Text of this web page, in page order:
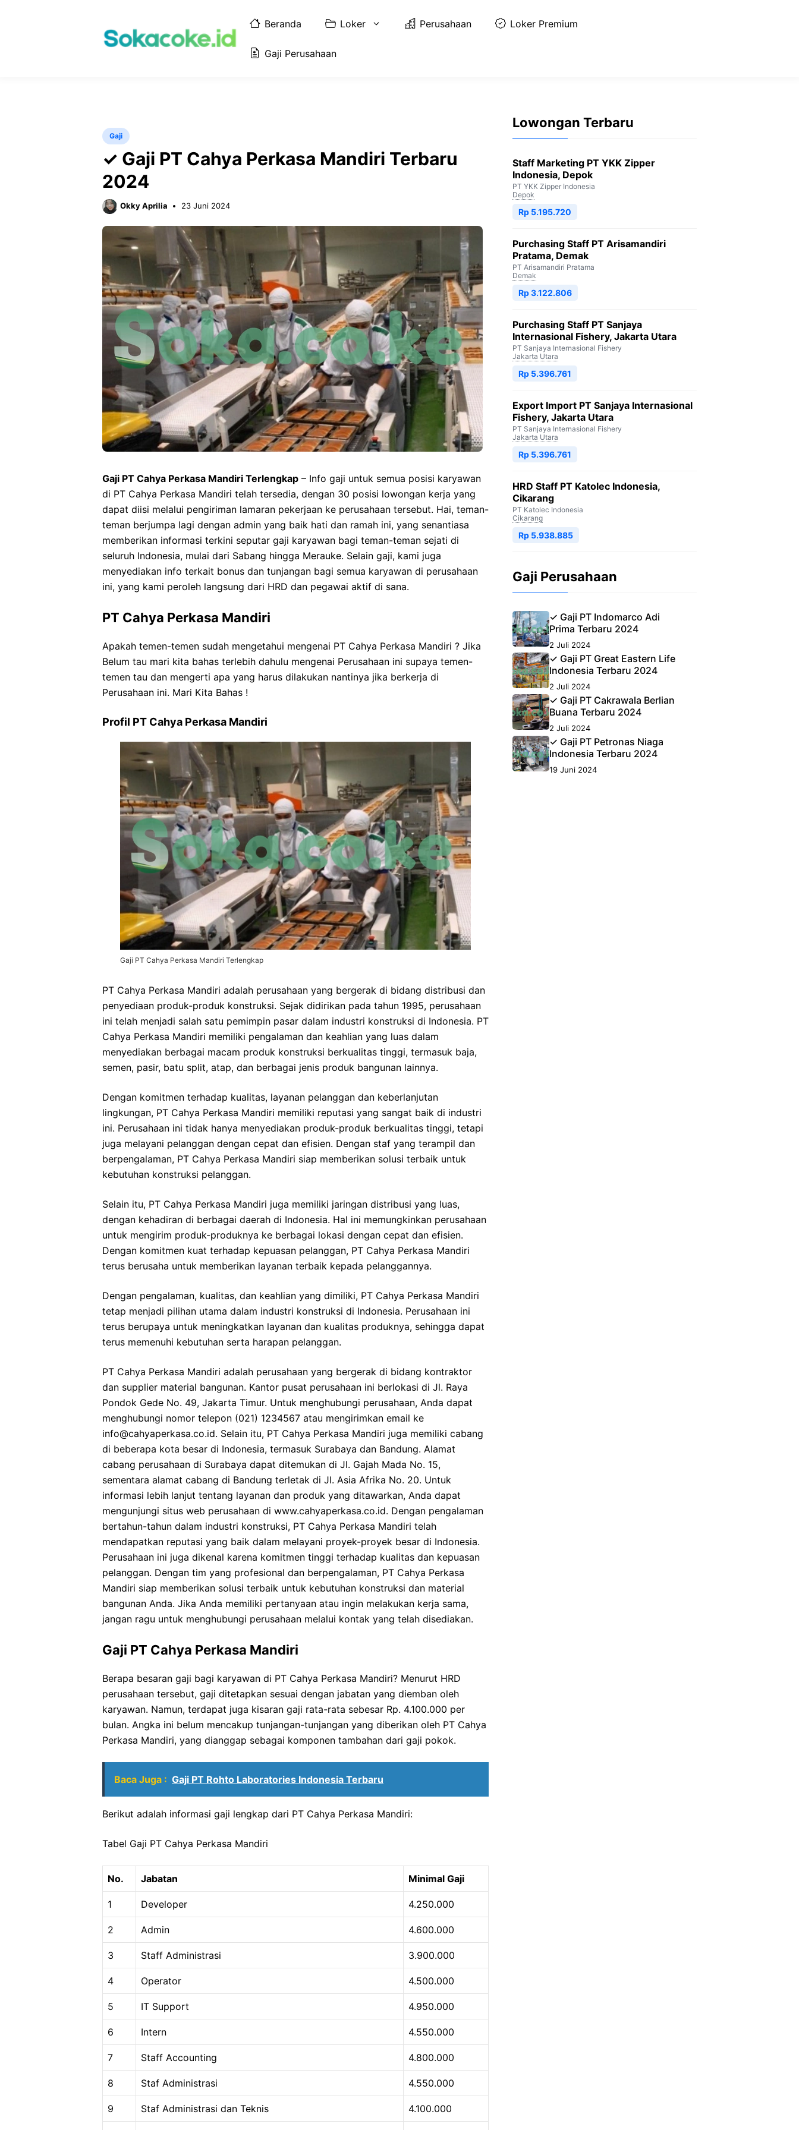
Beranda Loker Perusahaan Loker Premium
Gaji Perusahaan
Gaji
✓ Gaji PT Cahya Perkasa Mandiri Terbaru
2024
Okky Aprilia 23 Juni 2024
Gaji PT Cahya Perkasa Mandiri Terlengkap – Info gaji untuk semua posisi karyawan
di PT Cahya Perkasa Mandiri telah tersedia, dengan 30 posisi lowongan kerja yang
dapat diisi melalui pengiriman lamaran pekerjaan ke perusahaan tersebut. Hai, teman-
teman berjumpa lagi dengan admin yang baik hati dan ramah ini, yang senantiasa
memberikan informasi terkini seputar gaji karyawan bagi teman-teman sejati di
seluruh Indonesia, mulai dari Sabang hingga Merauke. Selain gaji, kami juga
menyediakan info terkait bonus dan tunjangan bagi semua karyawan di perusahaan
ini, yang kami peroleh langsung dari HRD dan pegawai aktif di sana.
PT Cahya Perkasa Mandiri
Apakah temen-temen sudah mengetahui mengenai PT Cahya Perkasa Mandiri ? Jika
Belum tau mari kita bahas terlebih dahulu mengenai Perusahaan ini supaya temen-
temen tau dan mengerti apa yang harus dilakukan nantinya jika berkerja di
Perusahaan ini. Mari Kita Bahas !
Profil PT Cahya Perkasa Mandiri
Gaji PT Cahya Perkasa Mandiri Terlengkap
PT Cahya Perkasa Mandiri adalah perusahaan yang bergerak di bidang distribusi dan
penyediaan produk-produk konstruksi. Sejak didirikan pada tahun 1995, perusahaan
ini telah menjadi salah satu pemimpin pasar dalam industri konstruksi di Indonesia. PT
Cahya Perkasa Mandiri memiliki pengalaman dan keahlian yang luas dalam
menyediakan berbagai macam produk konstruksi berkualitas tinggi, termasuk baja,
semen, pasir, batu split, atap, dan berbagai jenis produk bangunan lainnya.
Dengan komitmen terhadap kualitas, layanan pelanggan dan keberlanjutan
lingkungan, PT Cahya Perkasa Mandiri memiliki reputasi yang sangat baik di industri
ini. Perusahaan ini tidak hanya menyediakan produk-produk berkualitas tinggi, tetapi
juga melayani pelanggan dengan cepat dan efisien. Dengan staf yang terampil dan
berpengalaman, PT Cahya Perkasa Mandiri siap memberikan solusi terbaik untuk
kebutuhan konstruksi pelanggan.
Selain itu, PT Cahya Perkasa Mandiri juga memiliki jaringan distribusi yang luas,
dengan kehadiran di berbagai daerah di Indonesia. Hal ini memungkinkan perusahaan
untuk mengirim produk-produknya ke berbagai lokasi dengan cepat dan efisien.
Dengan komitmen kuat terhadap kepuasan pelanggan, PT Cahya Perkasa Mandiri
terus berusaha untuk memberikan layanan terbaik kepada pelanggannya.
Dengan pengalaman, kualitas, dan keahlian yang dimiliki, PT Cahya Perkasa Mandiri
tetap menjadi pilihan utama dalam industri konstruksi di Indonesia. Perusahaan ini
terus berupaya untuk meningkatkan layanan dan kualitas produknya, sehingga dapat
terus memenuhi kebutuhan serta harapan pelanggan.
PT Cahya Perkasa Mandiri adalah perusahaan yang bergerak di bidang kontraktor
dan supplier material bangunan. Kantor pusat perusahaan ini berlokasi di Jl. Raya
Pondok Gede No. 49, Jakarta Timur. Untuk menghubungi perusahaan, Anda dapat
menghubungi nomor telepon (021) 1234567 atau mengirimkan email ke
info@cahyaperkasa.co.id. Selain itu, PT Cahya Perkasa Mandiri juga memiliki cabang
di beberapa kota besar di Indonesia, termasuk Surabaya dan Bandung. Alamat
cabang perusahaan di Surabaya dapat ditemukan di Jl. Gajah Mada No. 15,
sementara alamat cabang di Bandung terletak di Jl. Asia Afrika No. 20. Untuk
informasi lebih lanjut tentang layanan dan produk yang ditawarkan, Anda dapat
mengunjungi situs web perusahaan di www.cahyaperkasa.co.id. Dengan pengalaman
bertahun-tahun dalam industri konstruksi, PT Cahya Perkasa Mandiri telah
mendapatkan reputasi yang baik dalam melayani proyek-proyek besar di Indonesia.
Perusahaan ini juga dikenal karena komitmen tinggi terhadap kualitas dan kepuasan
pelanggan. Dengan tim yang profesional dan berpengalaman, PT Cahya Perkasa
Mandiri siap memberikan solusi terbaik untuk kebutuhan konstruksi dan material
bangunan Anda. Jika Anda memiliki pertanyaan atau ingin melakukan kerja sama,
jangan ragu untuk menghubungi perusahaan melalui kontak yang telah disediakan.
Gaji PT Cahya Perkasa Mandiri
Berapa besaran gaji bagi karyawan di PT Cahya Perkasa Mandiri? Menurut HRD
perusahaan tersebut, gaji ditetapkan sesuai dengan jabatan yang diemban oleh
karyawan. Namun, terdapat juga kisaran gaji rata-rata sebesar Rp. 4.100.000 per
bulan. Angka ini belum mencakup tunjangan-tunjangan yang diberikan oleh PT Cahya
Perkasa Mandiri, yang dianggap sebagai komponen tambahan dari gaji pokok.
Baca Juga : Gaji PT Rohto Laboratories Indonesia Terbaru
Berikut adalah informasi gaji lengkap dari PT Cahya Perkasa Mandiri:
Tabel Gaji PT Cahya Perkasa Mandiri
No. Jabatan Minimal Gaji
1 Developer 4.250.000
2 Admin 4.600.000
3 Staff Administrasi 3.900.000
4 Operator 4.500.000
5 IT Support 4.950.000
6 Intern 4.550.000
7 Staff Accounting 4.800.000
8 Staf Administrasi 4.550.000
9 Staf Administrasi dan Teknis 4.100.000
Lowongan Terbaru
Staff Marketing PT YKK Zipper
Indonesia, Depok
PT YKK Zipper Indonesia
Depok
Rp 5.195.720
Purchasing Staff PT Arisamandiri
Pratama, Demak
PT Arisamandiri Pratama
Demak
Rp 3.122.806
Purchasing Staff PT Sanjaya
Internasional Fishery, Jakarta Utara
PT Sanjaya Internasional Fishery
Jakarta Utara
Rp 5.396.761
Export Import PT Sanjaya Internasional
Fishery, Jakarta Utara
PT Sanjaya Internasional Fishery
Jakarta Utara
Rp 5.396.761
HRD Staff PT Katolec Indonesia,
Cikarang
PT Katolec Indonesia
Cikarang
Rp 5.938.885
Gaji Perusahaan
✓ Gaji PT Indomarco Adi
Prima Terbaru 2024
2 Juli 2024
✓ Gaji PT Great Eastern Life
Indonesia Terbaru 2024
2 Juli 2024
✓ Gaji PT Cakrawala Berlian
Buana Terbaru 2024
2 Juli 2024
✓ Gaji PT Petronas Niaga
Indonesia Terbaru 2024
19 Juni 2024